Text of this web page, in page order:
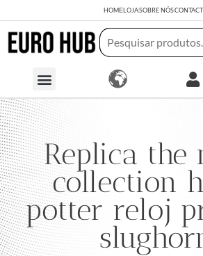
HOMELOJASOBRE NÓS
Replica the
collection
potter reloj